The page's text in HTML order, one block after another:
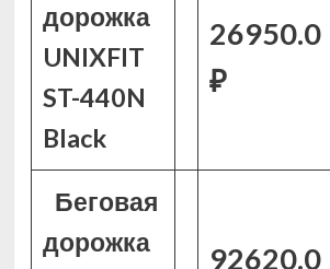
дорожка
UNIXFIT
ST-440N
Black
26950.0
₽
Беговая
дорожка
92620.0